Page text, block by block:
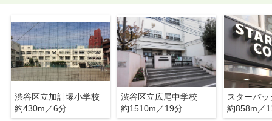
渋谷区立加計塚小学校
約430m／6分
渋谷区立広尾中学校
約1510m／19分
約858m／